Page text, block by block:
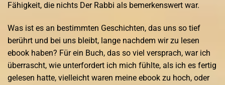
Fähigkeit, die nichts Der Rabbi als bemerkenswert war.
Was ist es an bestimmten Geschichten, das uns so tief
berührt und bei uns bleibt, lange nachdem wir zu lesen
ebook haben? Für ein Buch, das so viel versprach, war ich
überrascht, wie unterfordert ich mich fühlte, als ich es fertig
gelesen hatte, vielleicht waren meine ebook zu hoch, oder